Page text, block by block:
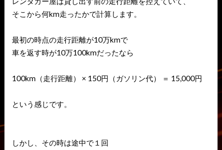
そこから何km走ったかで計算します。
最初の時点の走行距離が10万kmで
車を返す時が10万100kmだったなら
100km（走行距離） × 150円（ガソリン代） ＝ 15,000円
という感じです。
しかし、その時は途中で１回